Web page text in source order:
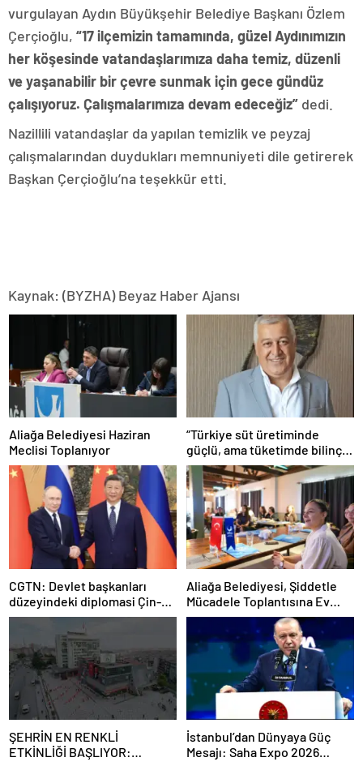
vurgulayan Aydın Büyükşehir Belediye Başkanı Özlem
Çerçioğlu, “17 ilçemizin tamamında, güzel Aydınımızın
her köşesinde vatandaşlarımıza daha temiz, düzenli
ve yaşanabilir bir çevre sunmak için gece gündüz
çalışıyoruz. Çalışmalarımıza devam edeceğiz” dedi.
Nazillili vatandaşlar da yapılan temizlik ve peyzaj
çalışmalarından duydukları memnuniyeti dile getirerek
Başkan Çerçioğlu’na teşekkür etti.
Kaynak: (BYZHA) Beyaz Haber Ajansı
Aliağa Belediyesi Haziran
Meclisi Toplanıyor
“Türkiye süt üretiminde
güçlü, ama tüketimde bilinç
şart”
CGTN: Devlet başkanları
düzeyindeki diplomasi Çin-
Rusya arasındaki büyüyen
ortaklığı güçlendiriyor
Aliağa Belediyesi, Şiddetle
Mücadele Toplantısına Ev
Sahipliği Yaptı
ŞEHRİN EN RENKLİ
ETKİNLİĞİ BAŞLIYOR:
İstanbul’dan Dünyaya Güç
Mesajı: Saha Expo 2026